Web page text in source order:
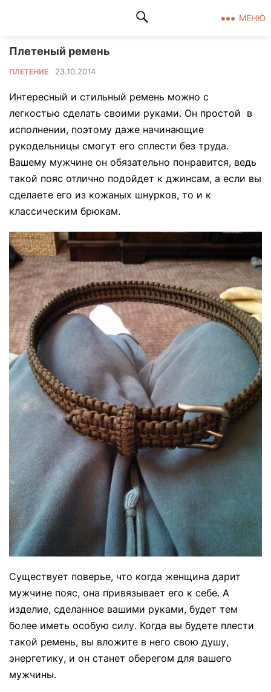
МЕНЮ
Плетеный ремень
ПЛЕТЕНИЕ 23.10.2014
Интересный и стильный ремень можно с
легкостью сделать своими руками. Он простой в
исполнении, поэтому даже начинающие
рукодельницы смогут его сплести без труда.
Вашему мужчине он обязательно понравится, ведь
такой пояс отлично подойдет к джинсам, а если вы
сделаете его из кожаных шнурков, то и к
классическим брюкам.
Существует поверье, что когда женщина дарит
мужчине пояс, она привязывает его к себе. А
изделие, сделанное вашими руками, будет тем
более иметь особую силу. Когда вы будете плести
такой ремень, вы вложите в него свою душу,
энергетику, и он станет оберегом для вашего
мужчины.